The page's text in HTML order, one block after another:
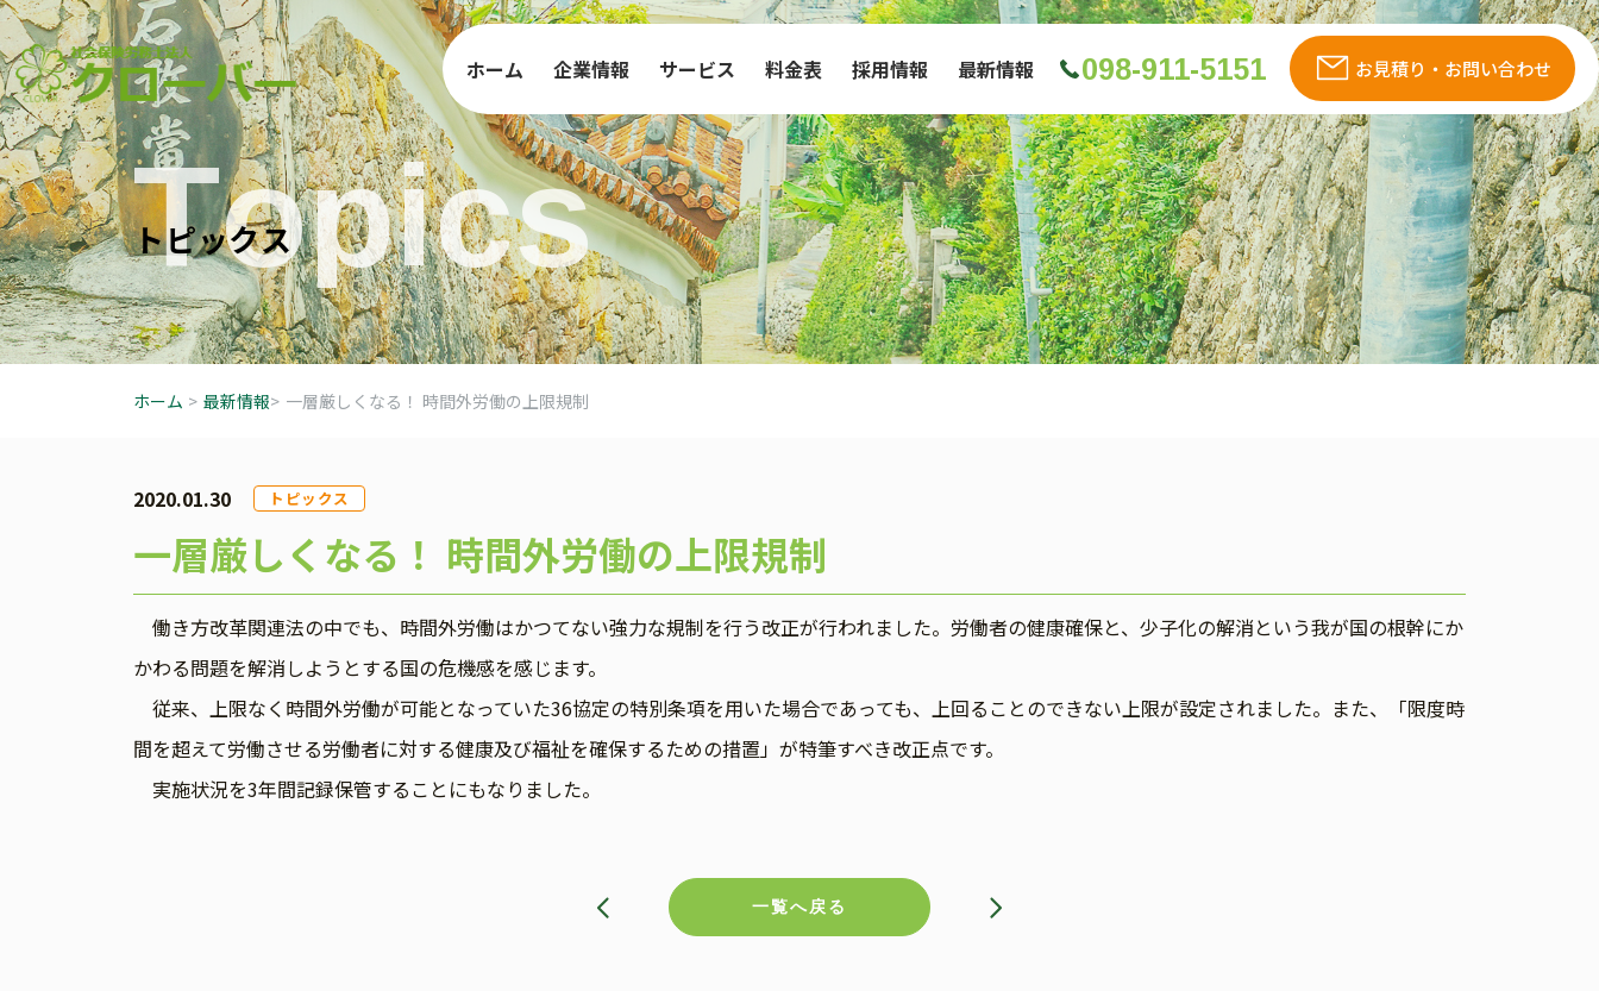
098-911-5151
ホーム 企業情報 サービス 料金表 採用情報 最新情報 お見積り・お問い合わせ
Topics
トピックス
ホーム > 最新情報> 一層厳しくなる！ 時間外労働の上限規制
一層厳しくなる！ 時間外労働の上限規制
2020.01.30 トピックス
働き方改革関連法の中でも、時間外労働はかつてない強力な規制を行う改正が行われました。労働者の健康確保と、少子化の解消という我が国の根幹にか
かわる問題を解消しようとする国の危機感を感じます。
従来、上限なく時間外労働が可能となっていた36協定の特別条項を用いた場合であっても、上回ることのできない上限が設定されました。また、「限度時
間を超えて労働させる労働者に対する健康及び福祉を確保するための措置」が特筆すべき改正点です。
実施状況を3年間記録保管することにもなりました。
一覧へ戻る